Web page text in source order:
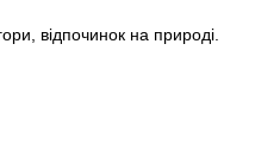
відпочинок на природі.